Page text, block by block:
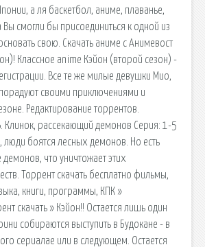
а ля баскетбол, аниме, плаванье,
Вы смогли бы присоединиться к одной из
свою. Скачать аниме с Анимевост
Классное anime Кэйон (второй сезон) -
Все те же милые девушки Мио,
своими приключениями и
Редактирование торрентов.
Клинок, рассекающий демонов Серия: 1-5
люди боятся лесных демонов. Но есть
что уничтожает этих
Торрент скачать бесплатно фильмы,
книги, программы, КПК »
скачать » Кэйон!! Остается лишь один
собираются выступить в Будокане - в
сериалае или в следующем. Остается